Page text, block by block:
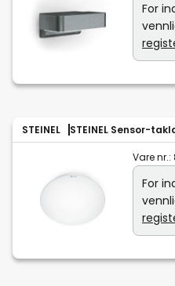
For
STEINEL STEINEL Sensor-
Vare nr.:
For